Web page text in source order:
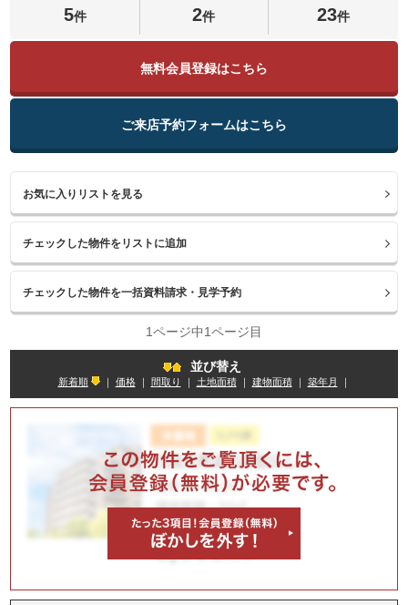
5件 2件 23件
無料会員登録はこちら
ご来店予約フォームはこちら
お気に入りリストを見る
1ページ中1ページ目
並び替え
新着順 ｜ 価格｜ 間取り 土地面積｜ 建物面積｜ 築年月